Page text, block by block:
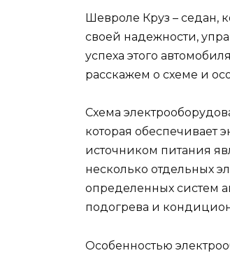
Шевроле Круз – седан,
своей надежности,
успеха этого
расскажем о схеме и
Схема
которая обеспечивает
источником питания
несколько отдельных
определенных систем
подогрева и
Особенностью